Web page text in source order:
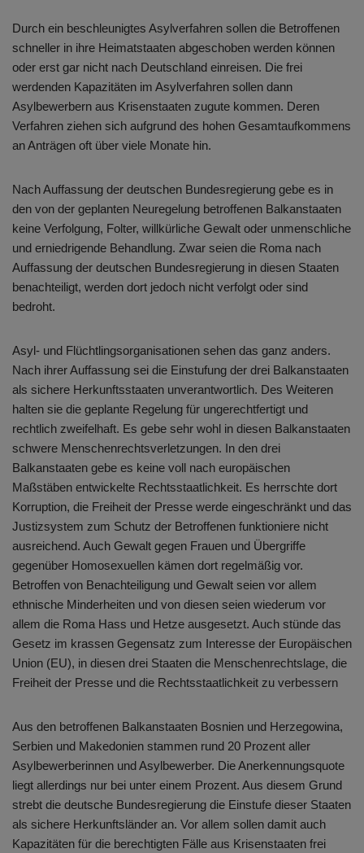
Durch ein beschleunigtes Asylverfahren sollen die Betroffenen
schneller in ihre Heimatstaaten abgeschoben werden können
oder erst gar nicht nach Deutschland einreisen. Die frei
werdenden Kapazitäten im Asylverfahren sollen dann
Asylbewerbern aus Krisenstaaten zugute kommen. Deren
Verfahren ziehen sich aufgrund des hohen Gesamtaufkommens
an Anträgen oft über viele Monate hin.
Nach Auffassung der deutschen Bundesregierung gebe es in
den von der geplanten Neuregelung betroffenen Balkanstaaten
keine Verfolgung, Folter, willkürliche Gewalt oder unmenschliche
und erniedrigende Behandlung. Zwar seien die Roma nach
Auffassung der deutschen Bundesregierung in diesen Staaten
benachteiligt, werden dort jedoch nicht verfolgt oder sind
bedroht.
Asyl- und Flüchtlingsorganisationen sehen das ganz anders.
Nach ihrer Auffassung sei die Einstufung der drei Balkanstaaten
als sichere Herkunftsstaaten unverantwortlich. Des Weiteren
halten sie die geplante Regelung für ungerechtfertigt und
rechtlich zweifelhaft. Es gebe sehr wohl in diesen Balkanstaaten
schwere Menschenrechtsverletzungen. In den drei
Balkanstaaten gebe es keine voll nach europäischen
Maßstäben entwickelte Rechtsstaatlichkeit. Es herrschte dort
Korruption, die Freiheit der Presse werde eingeschränkt und das
Justizsystem zum Schutz der Betroffenen funktioniere nicht
ausreichend. Auch Gewalt gegen Frauen und Übergriffe
gegenüber Homosexuellen kämen dort regelmäßig vor.
Betroffen von Benachteiligung und Gewalt seien vor allem
ethnische Minderheiten und von diesen seien wiederum vor
allem die Roma Hass und Hetze ausgesetzt. Auch stünde das
Gesetz im krassen Gegensatz zum Interesse der Europäischen
Union (EU), in diesen drei Staaten die Menschenrechtslage, die
Freiheit der Presse und die Rechtsstaatlichkeit zu verbessern
Aus den betroffenen Balkanstaaten Bosnien und Herzegowina,
Serbien und Makedonien stammen rund 20 Prozent aller
Asylbewerberinnen und Asylbewerber. Die Anerkennungsquote
liegt allerdings nur bei unter einem Prozent. Aus diesem Grund
strebt die deutsche Bundesregierung die Einstufe dieser Staaten
als sichere Herkunftsländer an. Vor allem sollen damit auch
Kapazitäten für die berechtigten Fälle aus Krisenstaaten frei